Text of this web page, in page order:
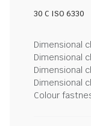
30 C ISO 6330
Dimensional
Dimensional
Dimensional
Dimensional
Colour